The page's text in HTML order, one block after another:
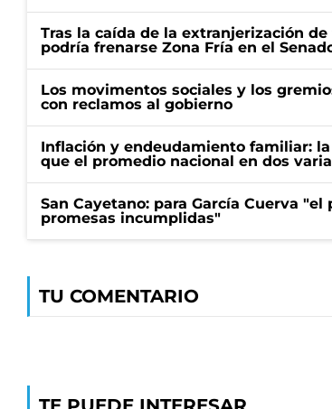
Tras la caída de la extranjerización
podría frenarse Zona Fría en el
Los movimentos sociales y los
con reclamos al gobierno
Inflación y endeudamiento familiar:
que el promedio nacional en dos
San Cayetano: para García Cuerva
promesas incumplidas"
TU COMENTARIO